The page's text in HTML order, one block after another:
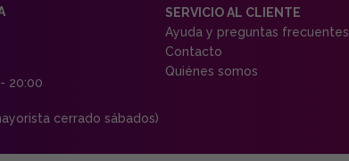
20:00
cerrado sábados)
SERVICIO AL CLIENTE
Ayuda y preguntas frecuentes
Contacto
Quiénes somos